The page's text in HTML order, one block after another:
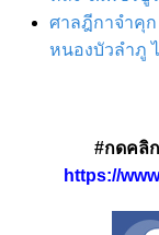
ศาลฎีกาจำคุก
หนองบัวลำภู
#กดคลิ
https://